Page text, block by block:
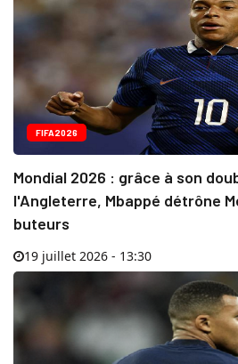
FIFA2026
Mondial 2026 : grâce à son
l'Angleterre, Mbappé détrône
buteurs
19 juillet 2026 - 13:30